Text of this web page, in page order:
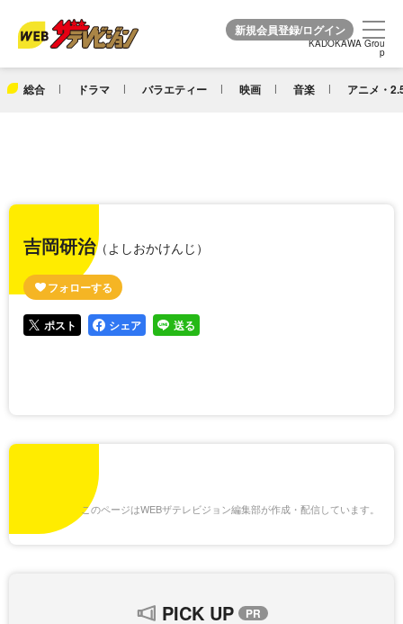
KADOKAWA Grou
p
総合 ドラマ バラエティー 映画 音楽 アニメ・
KADOKAWA Grou
p
吉岡研治（よしおかけんじ）
ポスト シェア 送る
このページはWEBザテレビジョン編集部が作成・配信しています。
PICK UP